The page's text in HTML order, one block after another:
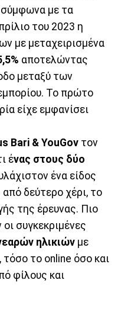
σύμφωνα με τα
του 2023 η
με μεταχειρισμένα
αποτελώντας
μεταξύ των
Το πρώτο
είχε εμφανίσει
Bari & YouGov τον
ένας στους δύο
ένα είδος
δεύτερο χέρι, το
της έρευνας. Πιο
συγκεκριμένες
ηλικιών με
τόσο το online όσο και
φίλους και